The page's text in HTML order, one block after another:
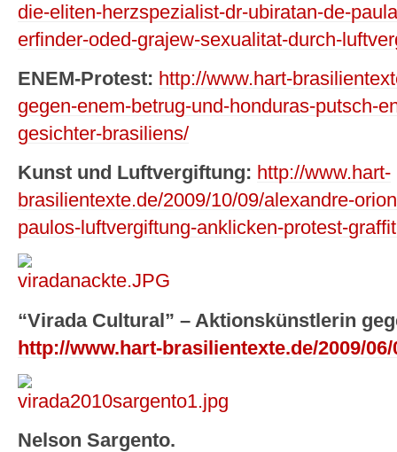
die-eliten-herzspezialist-dr-ubiratan-de-
erfinder-oded-grajew-sexualitat-durch-
ENEM-Protest: http://www.hart-
gegen-enem-betrug-und-honduras-putsch-
gesichter-brasiliens/
Kunst und Luftvergiftung: http://www.hart-
brasilientexte.de/2009/10/09/alexandre-
paulos-luftvergiftung-anklicken-protest-
“Virada Cultural” – Aktionskünstlerin
http://www.hart-brasilientexte.de/2009/
Nelson Sargento.